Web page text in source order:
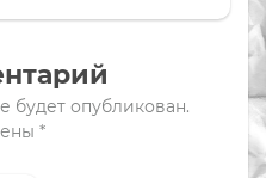
будет опубликован.
*